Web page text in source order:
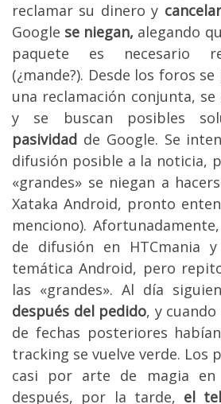
reclamar su dinero y
Google se niegan, alegando
paquete es necesario
(¿mande?). Desde los foros
una reclamación conjunta, se
y se buscan posibles
pasividad de Google. Se
difusión posible a la noticia,
«grandes» se niegan a
Xataka Android, pronto
menciono).
de difusión en HTCmania
temática Android, pero
las «grandes». Al día
después del pedido, y
de fechas posteriores
tracking se vuelve verde. Los
casi por arte de magia en
después, por la tarde, el